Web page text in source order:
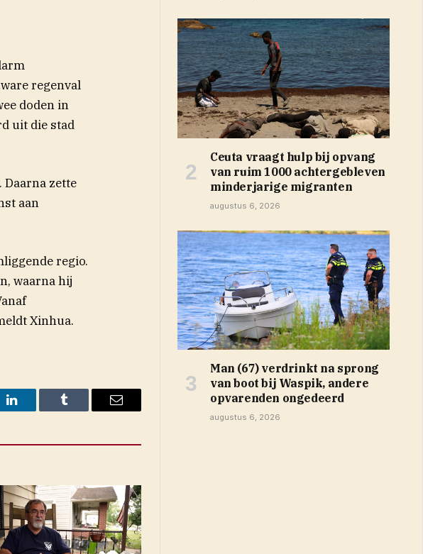
regenval
doden in
uit die stad
zette
aan
regio.
waarna hij
Xinhua.
LinkedIn Tumblr Email
Ceuta vraagt hulp bij opvang
van ruim 1000 achtergebleven
minderjarige migranten
augustus 6, 2026
Man (67) verdrinkt na sprong
van boot bij Waspik, andere
opvarenden ongedeerd
augustus 6, 2026